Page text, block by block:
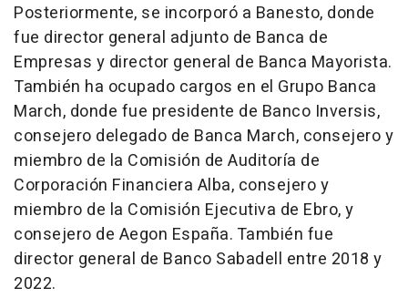
Posteriormente, se incorporó a Banesto, donde
fue director general adjunto de Banca de
Empresas y director general de Banca Mayorista.
También ha ocupado cargos en el Grupo Banca
March, donde fue presidente de Banco Inversis,
consejero delegado de Banca March, consejero y
miembro de la Comisión de Auditoría de
Corporación Financiera Alba, consejero y
miembro de la Comisión Ejecutiva de Ebro, y
consejero de Aegon España. También fue
director general de Banco Sabadell entre 2018 y
2022.